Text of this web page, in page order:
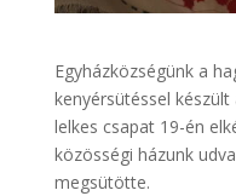
Egyházközségünk a
kenyérsütéssel
lelkes csapat 19-én
közösségi házunk
megsütötte.